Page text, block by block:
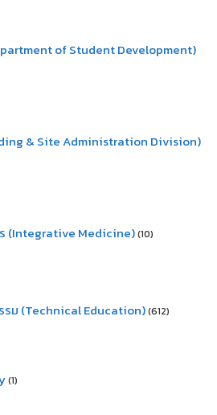
of Student Development)
& Site Administration Division)
(Integrative Medicine)(10)
ม (Technical Education)(612)
(1)